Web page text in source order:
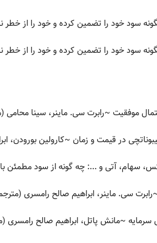
سود خود را تضمین کرده و خود را از خطر
سود خود را تضمین کرده و خود را از خطر
موفقیت ~رابرت سی. ماینر، سینا محامی
در قیمت و زمان ~کارولین بورودن،
سهام، آتی و ...: چه گونه از سود مطمئن
سی. ماینر، ابراهیم صالح رامسری
سرمایه ~مانش پاتل، ابراهیم صالح رامسری